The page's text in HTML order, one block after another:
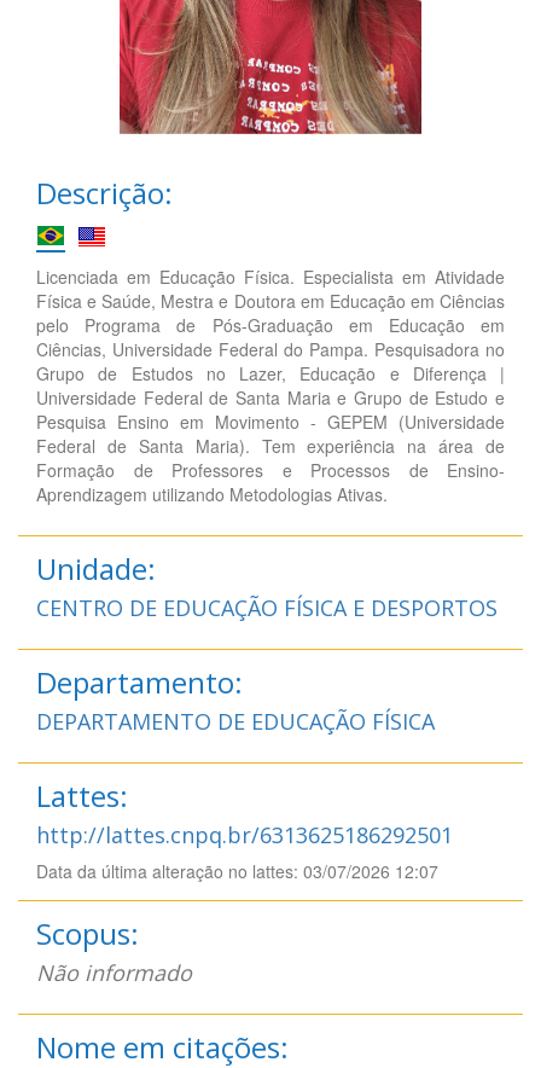
Descrição:
Licenciada em Educação Física. Especialista em Atividade
Física e Saúde, Mestra e Doutora em Educação em Ciências
pelo Programa de Pós-Graduação em Educação em
Ciências, Universidade Federal do Pampa. Pesquisadora no
Grupo de Estudos no Lazer, Educação e Diferença |
Universidade Federal de Santa Maria e Grupo de Estudo e
Pesquisa Ensino em Movimento - GEPEM (Universidade
Federal de Santa Maria). Tem experiência na área de
Formação de Professores e Processos de Ensino-
Aprendizagem utilizando Metodologias Ativas.
Unidade:
CENTRO DE EDUCAÇÃO FÍSICA E DESPORTOS
Departamento:
DEPARTAMENTO DE EDUCAÇÃO FÍSICA
Lattes:
http://lattes.cnpq.br/6313625186292501
Data da última alteração no lattes: 03/07/2026 12:07
Scopus:
Não informado
Nome em citações: